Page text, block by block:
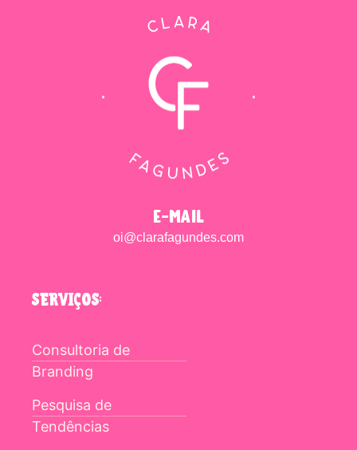
e-mail
oi@clarafagundes.com
SERVIÇOS:
Consultoria de
Branding
Pesquisa de
Tendências